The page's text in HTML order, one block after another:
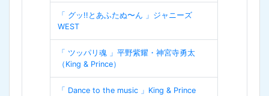
「 グッ!!とあふたぬ〜ん 」ジャニーズ
WEST
「 ツッパリ魂 」平野紫耀・神宮寺勇太
（King & Prince）
「 Dance to the music 」King & Prince